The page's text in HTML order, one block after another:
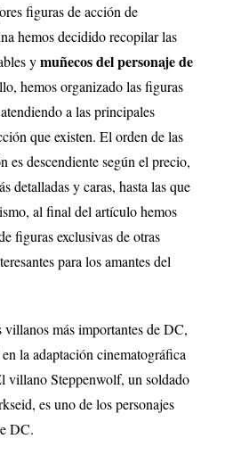
figuras de acción de
hemos decidido recopilar las
ymuñecos del personaje de
hemos organizado las figuras
a las principales
que existen. El orden de las
es descendiente según el precio,
detalladas y caras, hasta las que
al final del artículo hemos
figuras exclusivas de otras
para los amantes del
más importantes de DC,
la adaptación cinematográfica
villano Steppenwolf, un soldado
es uno de los personajes
DC.